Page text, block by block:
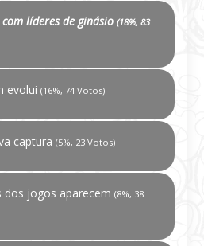
líderes de ginásio (18%, 83
evolui (16%, 74 Votos)
captura (5%, 23 Votos)
dos jogos aparecem (8%, 38